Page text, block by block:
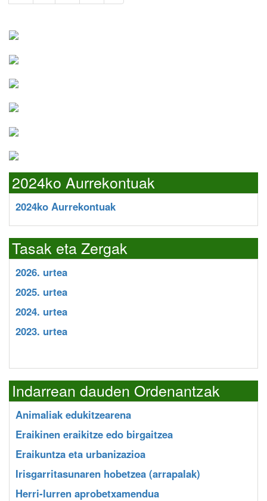
2024ko Aurrekontuak
2024ko Aurrekontuak
Tasak eta Zergak
2026. urtea
2025. urtea
2024. urtea
2023. urtea
Indarrean dauden Ordenantzak
Animaliak edukitzearena
Eraikinen eraikitze edo birgaitzea
Eraikuntza eta urbanizazioa
Irisgarritasunaren hobetzea (arrapalak)
Herri-lurren aprobetxamendua